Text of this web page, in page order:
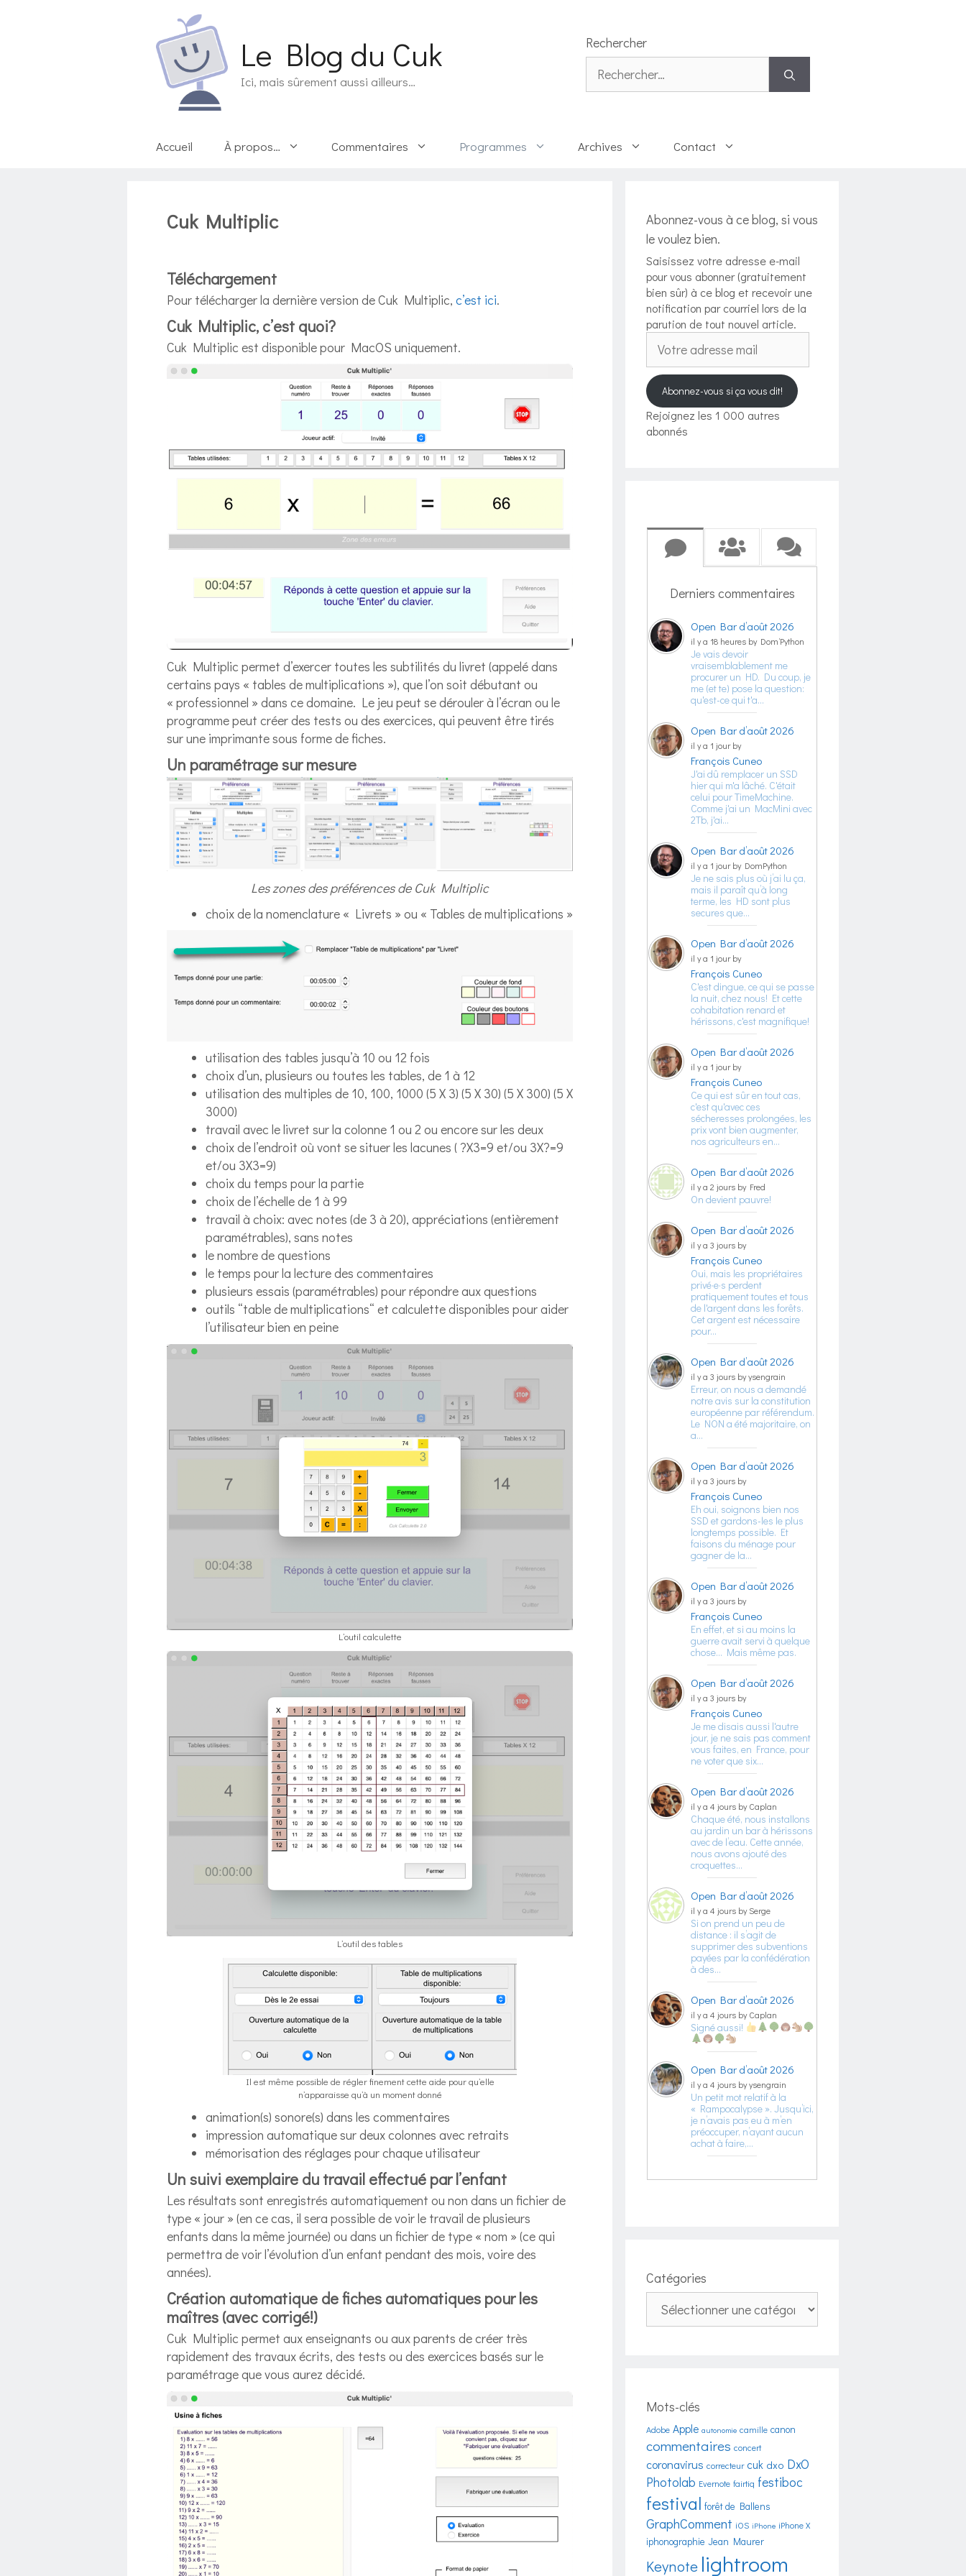
Le Blog du Cuk
Ici, mais sûrement aussi ailleurs…
Rechercher
Rechercher :
Accueil À propos… Commentaires Programmes Archives Contact
Cuk Multiplic
Téléchargement
Pour télécharger la dernière version de Cuk Multiplic, c’est ici.
Cuk Multiplic, c’est quoi?
Cuk Multiplic est disponible pour MacOS uniquement.
Cuk Multiplic permet d’exercer toutes les subtilités du livret (appelé dans
certains pays « tables de multiplications »), que l’on soit débutant ou
« professionnel » dans ce domaine. Le jeu peut se dérouler à l’écran ou le
programme peut créer des tests ou des exercices, qui peuvent être tirés
sur une imprimante sous forme de fiches.
Un paramétrage sur mesure
Les zones des préférences de Cuk Multiplic
choix de la nomenclature « Livrets » ou « Tables de multiplications »
utilisation des tables jusqu’à 10 ou 12 fois
choix d’un, plusieurs ou toutes les tables, de 1 à 12
utilisation des multiples de 10, 100, 1000 (5 X 3) (5 X 30) (5 X 300) (5 X
3000)
travail avec le livret sur la colonne 1 ou 2 ou encore sur les deux
choix de l’endroit où vont se situer les lacunes ( ?X3=9 et/ou 3X?=9
et/ou 3X3=9)
choix du temps pour la partie
choix de l’échelle de 1 à 99
travail à choix: avec notes (de 3 à 20), appréciations (entièrement
paramétrables), sans notes
le nombre de questions
le temps pour la lecture des commentaires
plusieurs essais (paramétrables) pour répondre aux questions
outils “table de multiplications“ et calculette disponibles pour aider
l’utilisateur bien en peine
L’outil calculette
L’outil des tables
Il est même possible de régler finement cette aide pour qu’elle
n’apparaisse qu’à un moment donné
animation(s) sonore(s) dans les commentaires
impression automatique sur deux colonnes avec retraits
mémorisation des réglages pour chaque utilisateur
Un suivi exemplaire du travail effectué par l’enfant
Les résultats sont enregistrés automatiquement ou non dans un fichier de
type « jour » (en ce cas, il sera possible de voir le travail de plusieurs
enfants dans la même journée) ou dans un fichier de type « nom » (ce qui
permettra de voir l’évolution d’un enfant pendant des mois, voire des
années).
Création automatique de fiches automatiques pour les
maîtres (avec corrigé!)
Cuk Multiplic permet aux enseignants ou aux parents de créer très
rapidement des travaux écrits, des tests ou des exercices basés sur le
paramétrage que vous aurez décidé.
Abonnez-vous à ce blog, si vous
le voulez bien.
Saisissez votre adresse e-mail
pour vous abonner (gratuitement
bien sûr) à ce blog et recevoir une
notification par courriel lors de la
parution de tout nouvel article.
adresse
mail
Abonnez-vous si ça vous dit!
Rejoignez les 1 000 autres
abonnés
Derniers commentaires
Open Bar d’août 2026
il y a 18 heures by Dom‘Python
Je vais devoir
vraisemblablement me
procurer un HD. Du coup, je
me (et te) pose la question:
qu'est-ce qui t'a…
Open Bar d’août 2026
il y a 1 jour by
François Cuneo
J'ai dû remplacer un SSD
hier qui m'a lâché. C'était
celui pour TimeMachine.
Comme j'ai un MacMini avec
2Tb, j'ai…
Open Bar d’août 2026
il y a 1 jour by DomPython
Je ne sais plus où j’ai lu ça,
mais il paraît qu’à long
terme, les HD sont plus
secures que…
Open Bar d’août 2026
il y a 1 jour by
François Cuneo
C'est dingue, ce qui se passe
la nuit, chez nous! Et cette
cohabitation renard et
hérissons, c'est magnifique!
Open Bar d’août 2026
il y a 1 jour by
François Cuneo
Ce qui est sûr en tout cas,
c'est qu'avec ces
sécheresses prolongées, les
prix vont bien augmenter,
nos agriculteurs en…
Open Bar d’août 2026
il y a 2 jours by Fred
On devient pauvre!
Open Bar d’août 2026
il y a 3 jours by
François Cuneo
Oui, mais les propriétaires
privé·e·s perdent
pratiquement toutes et tous
de l'argent dans les forêts.
Cet argent est nécessaire
pour…
Open Bar d’août 2026
il y a 3 jours by ysengrain
Erreur, on nous a demandé
notre avis sur la constitution
européenne par référendum.
Le NON a été majoritaire, on
a…
Open Bar d’août 2026
il y a 3 jours by
François Cuneo
Eh oui, soignons bien nos
SSD et gardons-les le plus
longtemps possible. Et
faisons du ménage pour
gagner de la…
Open Bar d’août 2026
il y a 3 jours by
François Cuneo
En effet, et si au moins la
guerre avait servi à quelque
chose… Mais même pas.
Open Bar d’août 2026
il y a 3 jours by
François Cuneo
Je me disais aussi l'autre
jour, je ne sais pas comment
vous faites, en France, pour
ne voter que six…
Open Bar d’août 2026
il y a 4 jours by Caplan
Chaque été, nous installons
au jardin un bar à hérissons
avec de l’eau. Cette année,
nous avons ajouté des
croquettes…
Open Bar d’août 2026
il y a 4 jours by Serge
Si on prend un peu de
distance : il s’agit de
supprimer des subventions
payées par la confédération
à des…
Open Bar d’août 2026
il y a 4 jours by Caplan
Signé aussi!
Open Bar d’août 2026
il y a 4 jours by ysengrain
Un petit mot relatif à la
« Rampocalypse ». Jusqu’ici,
je n’avais pas eu à m’en
préoccuper, n’ayant aucun
achat à faire,…
Catégories
Mots-clés
Adobe Apple autonomie camille canon
commentaires concert
coronavirus correcteur cuk dxo DxO
Photolab Evernote fairtiq festiboc
festival forêt de Ballens
GraphComment iOS iPhone iPhone X
iphonographie Jean Maurer
Keynote lightroom